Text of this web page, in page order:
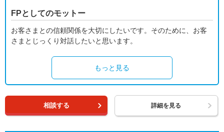
FPとしてのモットー
お客さまとの信頼関係を大切にしたいです。そのために、お客
さまとじっくり対話したいと思います。
もっと見る
相談する 詳細を見る